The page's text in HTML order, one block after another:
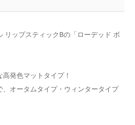
リップスティックBの「ローデッド ボ
発色マットタイプ！
オータムタイプ・ウィンタータイプ